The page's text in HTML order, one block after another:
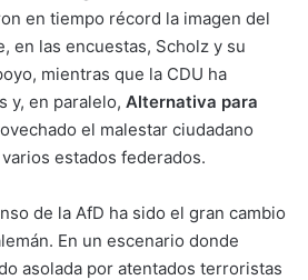
en tiempo récord la imagen del
en las encuestas, Scholz y su
mientras que la CDU ha
y, en paralelo, Alternativa para
el malestar ciudadano
estados federados.
de la AfD ha sido el gran cambio
En un escenario donde
asolada por atentados terroristas